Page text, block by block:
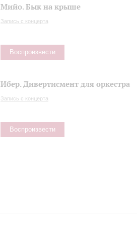
Мийо. Бык на крыше
Запись с концерта
Воспроизвести
Ибер. Дивертисмент для оркестра
Запись с концерта
Воспроизвести